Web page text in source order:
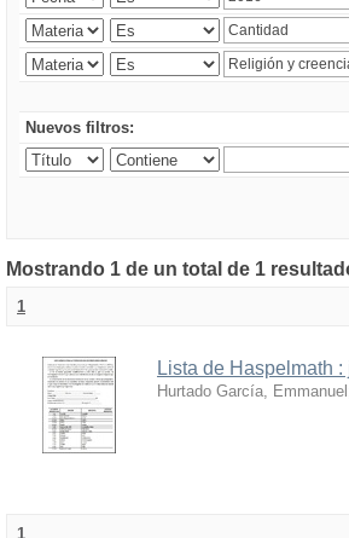
Nuevos filtros:
Mostrando 1 de un total de 1
1
Lista de Haspelmath
Hurtado García, Emmanuel
1